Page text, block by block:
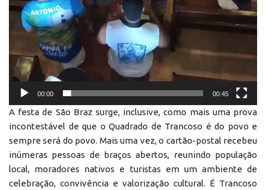
00:00 00:45
A festa de São Braz surge, inclusive, como mais uma prova
incontestável de que o Quadrado de Trancoso é do povo e
sempre será do povo. Mais uma vez, o cartão-postal recebeu
inúmeras pessoas de braços abertos, reunindo população
local, moradores nativos e turistas em um ambiente de
celebração, convivência e valorização cultural. É Trancoso